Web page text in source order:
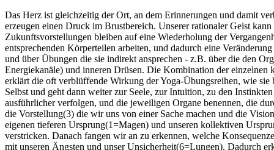
Das Herz ist gleichzeitig der Ort, an dem Erinnerungen und damit
erzeugen einen Druck im Brustbereich. Unserer rationaler Geist
Zukunftsvorstellungen bleiben auf eine Wiederholung der
entsprechenden Körperteilen arbeiten, und dadurch eine
und über Übungen die sie indirekt ansprechen - z.B. über die den
Energiekanäle) und inneren Drüsen. Die Kombination der
erklärt die oft verblüffende Wirkung der Yoga-Übungsreihen, wie
Selbst und geht dann weiter zur Seele, zur Intuition, zu den
ausführlicher verfolgen, und die jeweiligen Organe benennen, die
die Vorstellung(3) die wir uns von einer Sache machen und die
eigenen tieferen Ursprung(1=Magen) und unseren kollektiven
verstricken. Danach fangen wir an zu erkennen, welche
mit unseren Ängsten und unser Unsicherheit(6=Lungen). Dadurch